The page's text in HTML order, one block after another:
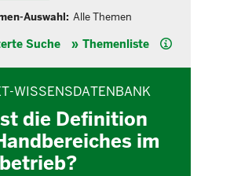
Auswahl: Alle Themen
Suche Themenliste Hilfe
WISSENSDATENBANK
die Definition
im